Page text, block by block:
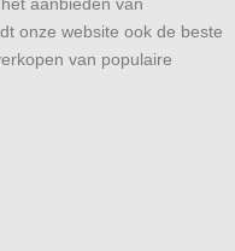
onze website ook de beste
van populaire